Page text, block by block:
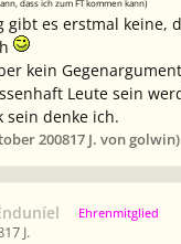
dass ich zum FT kommen kann)
gibt es erstmal keine,
kein
Leute sein
sein denke ich.
200817 J. von golwin)
Ehrenmitglied
17 J.